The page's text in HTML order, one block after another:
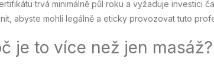
trvá minimálně půl roku a vyžaduje investici
abyste mohli legálně a eticky provozovat tuto
je to více než jen masáž?